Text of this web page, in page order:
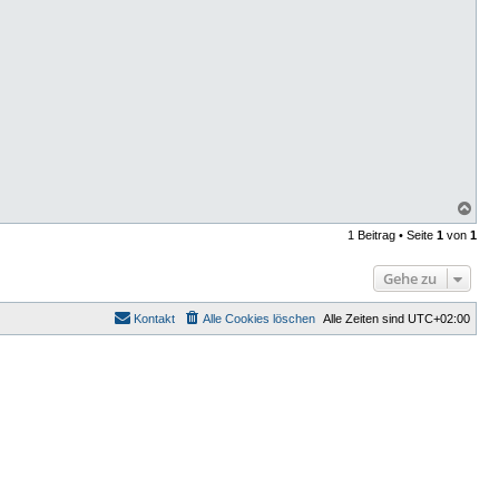
a
c
e
1 Beitrag • Seite 1 von 1
Gehe zu
Alle Zeiten sind UTC+02:00
Alle Cookies löschen
Kontakt